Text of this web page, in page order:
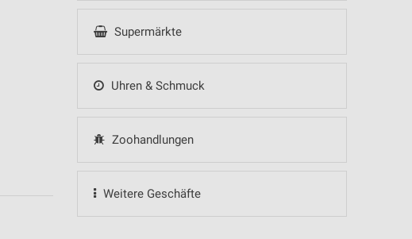
Supermärkte
Uhren & Schmuck
Zoohandlungen
Weitere Geschäfte